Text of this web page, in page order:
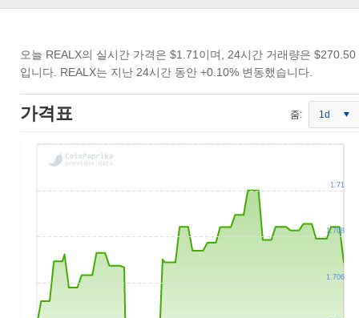
오늘 REALX의 실시간 가격은 $1.71 이며, 24시간 거래량은 $270.50
입니다. REALX는 지난 24시간 동안 +0.10% 변동했습니다.
가격표 줌: 1d
1.706
1.708
1.71